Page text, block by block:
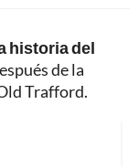
historia del
de la
Trafford.